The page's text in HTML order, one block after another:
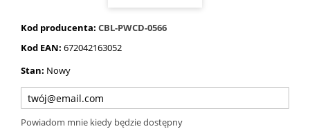
Kod producenta: CBL-PWCD-0566
Kod EAN: 672042163052
Stan: Nowy
Powiadom mnie kiedy będzie dostępny